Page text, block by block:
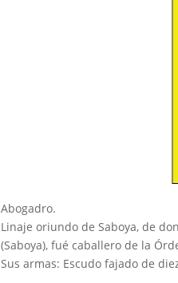
Abogadro.
Linaje oriundo de Saboya, de
(Saboya), fué caballero de la
Sus armas: Escudo fajado de